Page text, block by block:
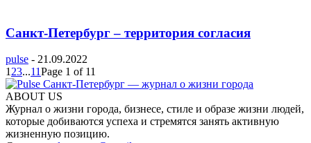
Санкт-Петербург – территория согласия
pulse - 21.09.2022
1 23...11Page 1 of 11
ABOUT US
Журнал о жизни города, бизнесе, стиле и образе жизни людей,
которые добиваются успеха и стремятся занять активную
жизненную позицию.